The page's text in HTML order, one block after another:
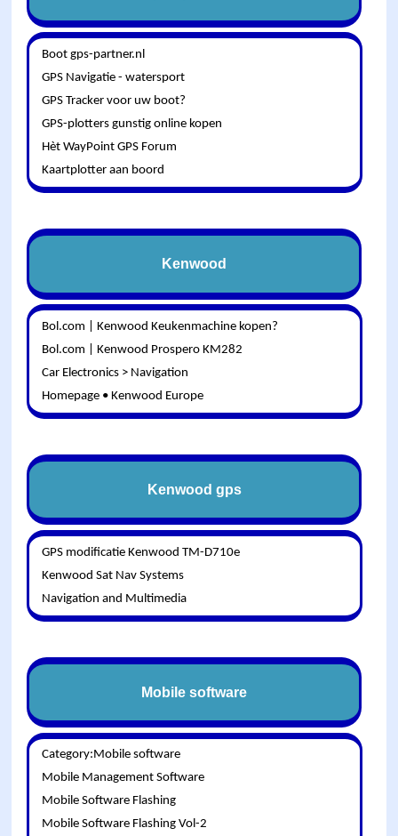
Boot gps-partner.nl
GPS Navigatie - watersport
GPS Tracker voor uw boot?
GPS-plotters gunstig online kopen
Hèt WayPoint GPS Forum
Kaartplotter aan boord
Kenwood
Bol.com | Kenwood Keukenmachine kopen?
Bol.com | Kenwood Prospero KM282
Car Electronics > Navigation
Homepage • Kenwood Europe
Kenwood gps
GPS modificatie Kenwood TM-D710e
Kenwood Sat Nav Systems
Navigation and Multimedia
Mobile software
Category:Mobile software
Mobile Management Software
Mobile Software Flashing
Mobile Software Flashing Vol-2